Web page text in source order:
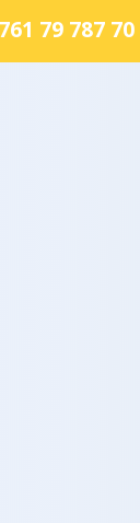
79 787 70